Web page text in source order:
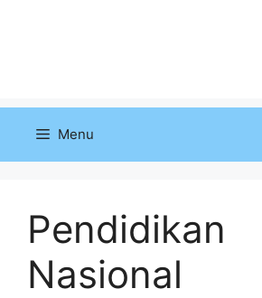
Menu
Pendidikan
Nasional